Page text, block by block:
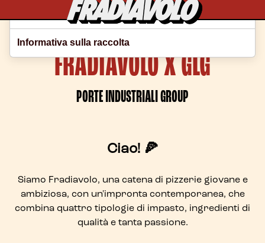
FRADIAVOLO X GLG
PORTE INDUSTRIALI GROUP
Ciao! 🍕
Siamo Fradiavolo, una catena di pizzerie giovane e
ambiziosa, con un'impronta contemporanea, che
combina quattro tipologie di impasto, ingredienti di
qualità e tanta passione.
Le tue preferenze relative alla privacy
Informativa sulla raccolta